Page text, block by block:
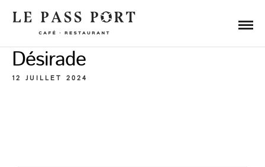
Désirade
12 JUILLET 2024